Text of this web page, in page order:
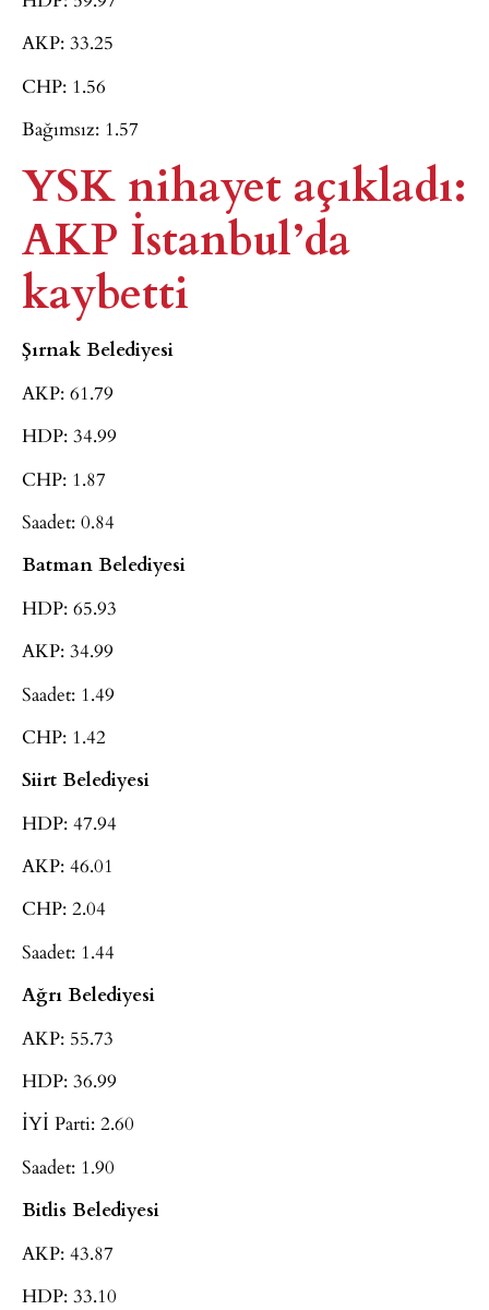
AKP: 33.25
CHP: 1.56
Bağımsız: 1.57
YSK nihayet açıkladı:
AKP İstanbul’da
kaybetti
Şırnak Belediyesi
AKP: 61.79
HDP: 34.99
CHP: 1.87
Saadet: 0.84
Batman Belediyesi
HDP: 65.93
AKP: 34.99
Saadet: 1.49
CHP: 1.42
Siirt Belediyesi
HDP: 47.94
AKP: 46.01
CHP: 2.04
Saadet: 1.44
Ağrı Belediyesi
AKP: 55.73
HDP: 36.99
İYİ Parti: 2.60
Saadet: 1.90
Bitlis Belediyesi
AKP: 43.87
HDP: 33.10